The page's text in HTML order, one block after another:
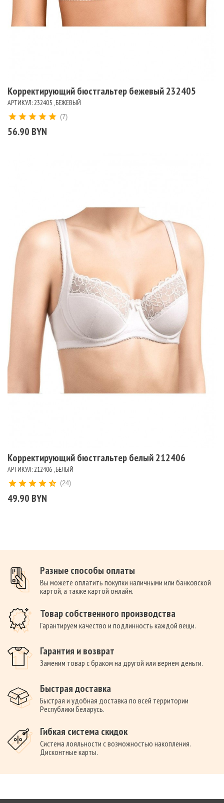
Корректирующий бюстгальтер бежевый 232405
АРТИКУЛ: 232405 , БЕЖЕВЫЙ
56.90 BYN
(7)
Корректирующий бюстгальтер белый 212406
АРТИКУЛ: 212406 , БЕЛЫЙ
49.90 BYN
(24)
Разные способы оплаты
Вы можете оплатить покупки наличными или банковской
картой, а также картой онлайн.
Товар собственного производства
Гарантируем качество и подлинность каждой вещи.
Гарантия и возврат
Заменим товар с браком на другой или вернем деньги.
Быстрая доставка
Быстрая и удобная доставка по всей территории
Республики Беларусь.
Гибкая система скидок
Система лояльности с возможностью накопления.
Дисконтные карты.